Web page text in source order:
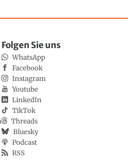
Folgen Sie uns
WhatsApp
Facebook
Instagram
Youtube
LinkedIn
TikTok
Threads
Bluesky
Podcast
RSS